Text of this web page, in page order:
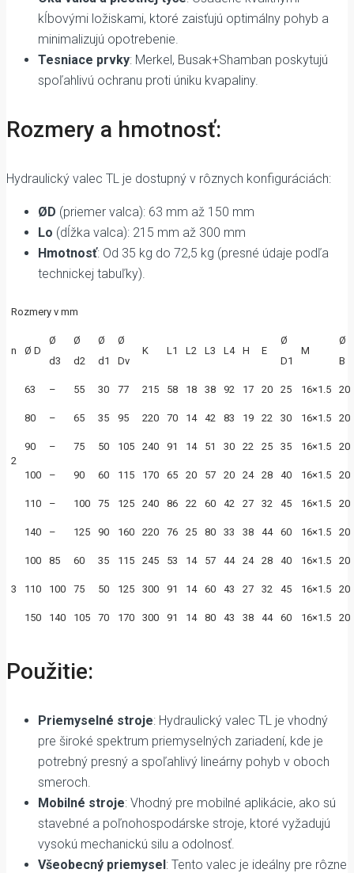
kĺbovými ložiskami, ktoré zaisťujú optimálny pohyb a
minimalizujú opotrebenie.
Tesniace prvky: Merkel, Busak+Shamban poskytujú
spoľahlivú ochranu proti úniku kvapaliny.
Rozmery a hmotnosť:
Hydraulický valec TL je dostupný v rôznych konfiguráciách:
ØD (priemer valca): 63 mm až 150 mm
Lo (dĺžka valca): 215 mm až 300 mm
Hmotnosť: Od 35 kg do 72,5 kg (presné údaje podľa
technickej tabuľky).
Rozmery v mm
n Ø D
Ø
d3
Ø
d2
Ø
d1
Ø
Dv
K L1 L2 L3 L4 H E
Ø
D1
M
Ø
B
2
63 – 55 30 77 215 58 18 38 92 17 20 25 16×1.5 20
80 – 65 35 95 220 70 14 42 83 19 22 30 16×1.5 20
90 – 75 50 105 240 91 14 51 30 22 25 35 16×1.5 20
100 – 90 60 115 170 65 20 57 20 24 28 40 16×1.5 20
110 – 100 75 125 240 86 22 60 42 27 32 45 16×1.5 20
140 – 125 90 160 220 76 25 80 33 38 44 60 16×1.5 20
3
100 85 60 35 115 245 53 14 57 44 24 28 40 16×1.5 20
110 100 75 50 125 300 91 14 60 43 27 32 45 16×1.5 20
150 140 105 70 170 300 91 14 80 43 38 44 60 16×1.5 20
Použitie:
Priemyselné stroje: Hydraulický valec TL je vhodný
pre široké spektrum priemyselných zariadení, kde je
potrebný presný a spoľahlivý lineárny pohyb v oboch
smeroch.
Mobilné stroje: Vhodný pre mobilné aplikácie, ako sú
stavebné a poľnohospodárske stroje, ktoré vyžadujú
vysokú mechanickú silu a odolnosť.
Všeobecný priemysel: Tento valec je ideálny pre rôzne